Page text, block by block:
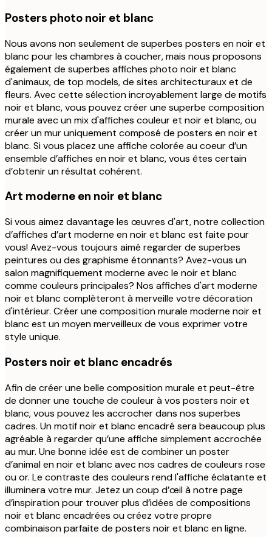
Posters photo noir et blanc
Nous avons non seulement de superbes posters en noir et
blanc pour les chambres à coucher, mais nous proposons
également de superbes affiches photo noir et blanc
d'animaux, de top models, de sites architecturaux et de
fleurs. Avec cette sélection incroyablement large de motifs
noir et blanc, vous pouvez créer une superbe composition
murale avec un mix d'affiches couleur et noir et blanc, ou
créer un mur uniquement composé de posters en noir et
blanc. Si vous placez une affiche colorée au coeur d’un
ensemble d’affiches en noir et blanc, vous êtes certain
d’obtenir un résultat cohérent.
Art moderne en noir et blanc
Si vous aimez davantage les œuvres d'art, notre collection
d’affiches d’art moderne en noir et blanc est faite pour
vous! Avez-vous toujours aimé regarder de superbes
peintures ou des graphisme étonnants? Avez-vous un
salon magnifiquement moderne avec le noir et blanc
comme couleurs principales? Nos affiches d'art moderne
noir et blanc complèteront à merveille votre décoration
d'intérieur. Créer une composition murale moderne noir et
blanc est un moyen merveilleux de vous exprimer votre
style unique.
Posters noir et blanc encadrés
Afin de créer une belle composition murale et peut-être
de donner une touche de couleur à vos posters noir et
blanc, vous pouvez les accrocher dans nos superbes
cadres. Un motif noir et blanc encadré sera beaucoup plus
agréable à regarder qu’une affiche simplement accrochée
au mur. Une bonne idée est de combiner un poster
d’animal en noir et blanc avec nos cadres de couleurs rose
ou or. Le contraste des couleurs rend l'affiche éclatante et
illuminera votre mur. Jetez un coup d’œil à notre page
d’inspiration pour trouver plus d’idées de compositions
noir et blanc encadrées ou créez votre propre
combinaison parfaite de posters noir et blanc en ligne.